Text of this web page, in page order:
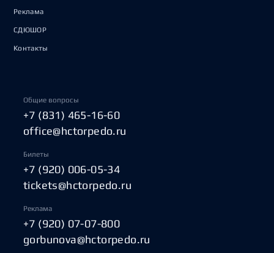
Реклама
СДЮШОР
Контакты
Общие вопросы
+7 (831) 465-16-60
office@hctorpedo.ru
Билеты
+7 (920) 006-05-34
tickets@hctorpedo.ru
Реклама
+7 (920) 07-07-800
gorbunova@hctorpedo.ru